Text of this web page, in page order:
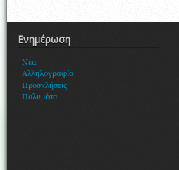
Ενημέρωση
Νεα
Αλληλογραφία
Προσκλήσεις
Πολυμέσα